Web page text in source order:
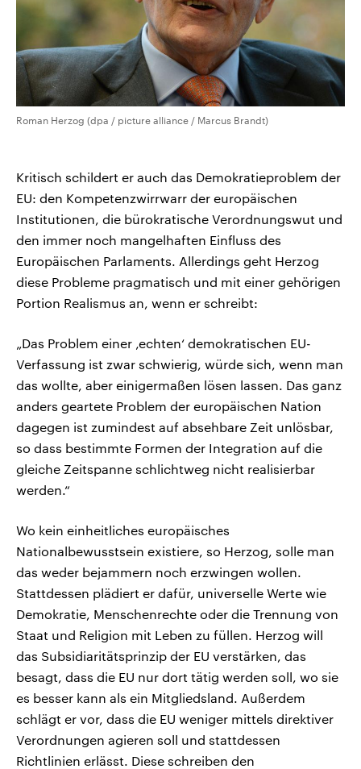
Roman Herzog (dpa / picture alliance / Marcus Brandt)
Kritisch schildert er auch das Demokratieproblem der
EU: den Kompetenzwirrwarr der europäischen
Institutionen, die bürokratische Verordnungswut und
den immer noch mangelhaften Einfluss des
Europäischen Parlaments. Allerdings geht Herzog
diese Probleme pragmatisch und mit einer gehörigen
Portion Realismus an, wenn er schreibt:
„Das Problem einer ‚echten‘ demokratischen EU-
Verfassung ist zwar schwierig, würde sich, wenn man
das wollte, aber einigermaßen lösen lassen. Das ganz
anders geartete Problem der europäischen Nation
dagegen ist zumindest auf absehbare Zeit unlösbar,
so dass bestimmte Formen der Integration auf die
gleiche Zeitspanne schlichtweg nicht realisierbar
werden.“
Wo kein einheitliches europäisches
Nationalbewusstsein existiere, so Herzog, solle man
das weder bejammern noch erzwingen wollen.
Stattdessen plädiert er dafür, universelle Werte wie
Demokratie, Menschenrechte oder die Trennung von
Staat und Religion mit Leben zu füllen. Herzog will
das Subsidiaritätsprinzip der EU verstärken, das
besagt, dass die EU nur dort tätig werden soll, wo sie
es besser kann als ein Mitgliedsland. Außerdem
schlägt er vor, dass die EU weniger mittels direktiver
Verordnungen agieren soll und stattdessen
Richtlinien erlässt. Diese schreiben den